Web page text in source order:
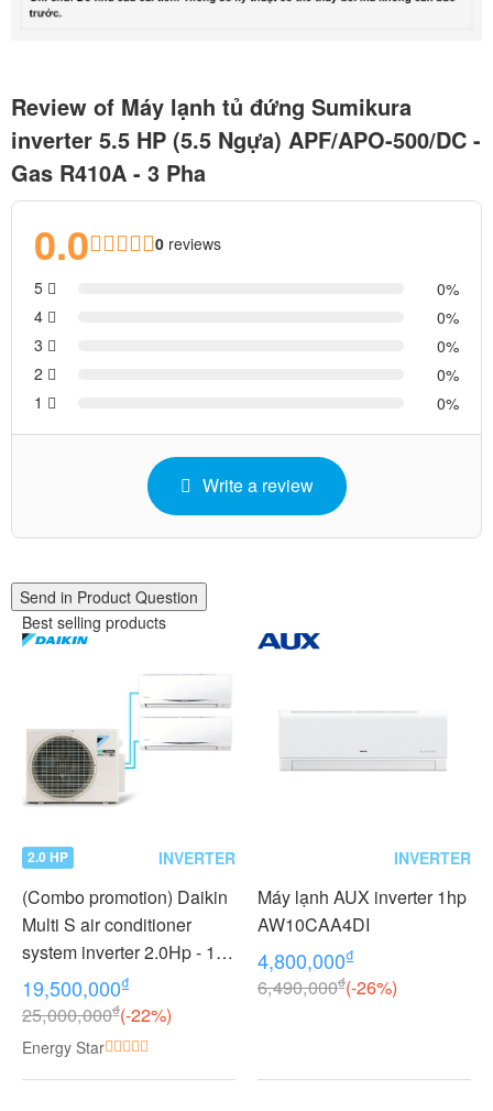
Review of Máy lạnh tủ đứng Sumikura
inverter 5.5 HP (5.5 Ngựa) APF/APO-500/DC -
Gas R410A - 3 Pha
0.0 0 reviews
5
0
4
0
3
0
2
0
1
0
Write a review
Send in Product Question
Best selling products
2.0 HP INVERTER
(Combo promotion) Daikin
Multi S air conditioner
system inverter 2.0Hp - 1
outdoor unit 2 indoor units
1.0 + 1.0Hp MKC50RVMV -
CTKC25RVMV+CTKC25R
VMV
19,500,000₫
25,000,000₫(-22%)
Energy Star
INVERTER
Máy lạnh AUX inverter 1hp
AW10CAA4DI
4,800,000₫
6,490,000₫(-26%)